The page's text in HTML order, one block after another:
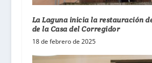
La Laguna inicia la restauración
de la Casa del Corregidor
18 de febrero de 2025